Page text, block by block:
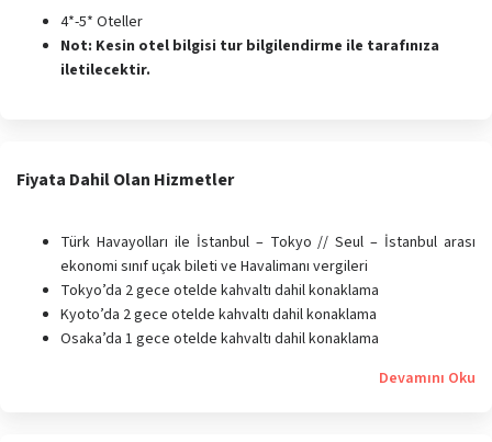
4*-5* Oteller
Not: Kesin otel bilgisi tur bilgilendirme ile tarafınıza
iletilecektir.
Fiyata Dahil Olan Hizmetler
Türk Havayolları ile İstanbul – Tokyo // Seul – İstanbul arası
ekonomi sınıf uçak bileti ve Havalimanı vergileri
Tokyo’da 2 gece otelde kahvaltı dahil konaklama
Kyoto’da 2 gece otelde kahvaltı dahil konaklama
Osaka’da 1 gece otelde kahvaltı dahil konaklama
Devamını Oku